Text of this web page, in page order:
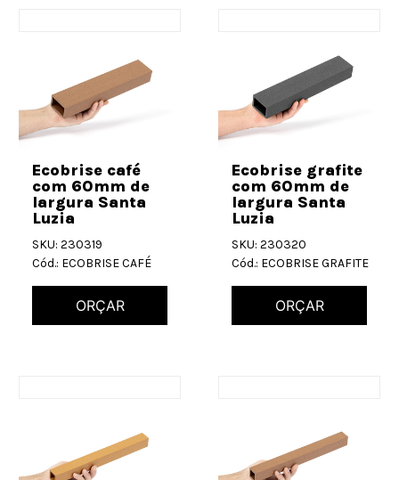
Ecobrise café
com 60mm de
largura Santa
Luzia
SKU: 230319
Cód.: ECOBRISE CAFÉ
ORÇAR
Ecobrise grafite
com 60mm de
largura Santa
Luzia
SKU: 230320
Cód.: ECOBRISE GRAFITE
ORÇAR